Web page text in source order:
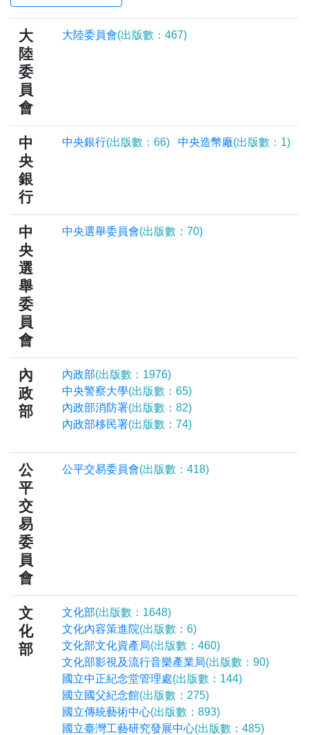
大
陸
委
員
會
大陸委員會(出版數：467)
中
央
銀
行
中央銀行(出版數：66) 中央造幣廠(出版數：1)
中
央
選
舉
委
員
會
中央選舉委員會(出版數：70)
內
政
部
內政部(出版數：1976)
中央警察大學(出版數：65)
內政部消防署(出版數：82)
內政部移民署(出版數：74)
公
平
交
易
委
員
會
公平交易委員會(出版數：418)
文
化
部
文化部(出版數：1648)
文化內容策進院(出版數：6)
文化部文化資產局(出版數：460)
文化部影視及流行音樂產業局(出版數：90)
國立中正紀念堂管理處(出版數：144)
國立國父紀念館(出版數：275)
國立傳統藝術中心(出版數：893)
國立臺灣工藝研究發展中心(出版數：485)